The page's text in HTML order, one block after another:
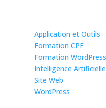
Application et Outils
Formation CPF
Formation WordPress
Intelligence Artificielle
Site Web
WordPress